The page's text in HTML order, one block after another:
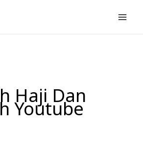
Haji Dan
Youtube